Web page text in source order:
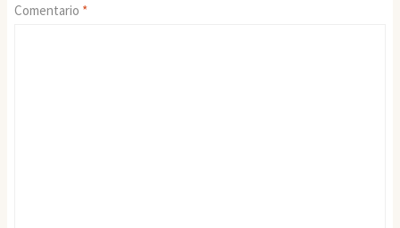
Comentario *